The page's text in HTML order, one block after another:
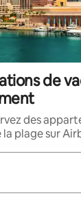
de
des
la plage sur
s'affichent,